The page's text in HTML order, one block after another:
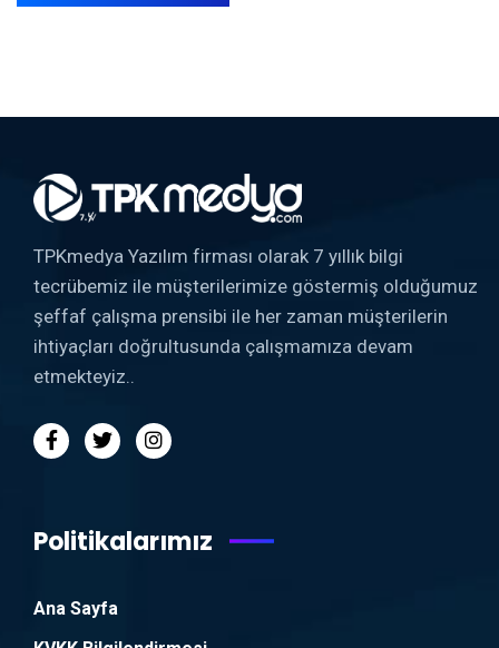
TPKmedya Yazılım firması olarak 7 yıllık bilgi
tecrübemiz ile müşterilerimize göstermiş olduğumuz
şeffaf çalışma prensibi ile her zaman müşterilerin
ihtiyaçları doğrultusunda çalışmamıza devam
etmekteyiz..
Politikalarımız
Ana Sayfa